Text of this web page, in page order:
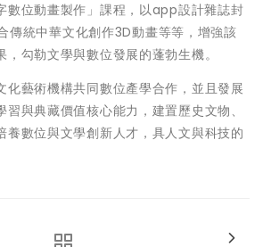
數位動畫製作」課程，以app設計雜誌封
統中華文化創作3D動畫等等，增強該
勾勒文學與數位發展的蓬勃生機。
化藝術機構共同數位產學合作，並且發展
與典藏價值核心能力，建置歷史文物、
養數位與文學創新人才，具人文與科技的